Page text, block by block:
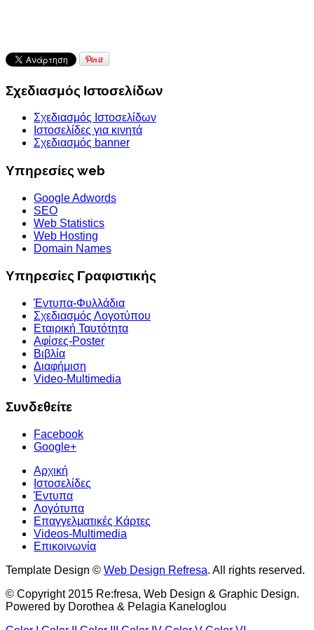
Σχεδιασμός Ιστοσελίδων
Σχεδιασμός Ιστοσελίδων
Ιστοσελίδες για κινητά
Σχεδιασμός banner
Υπηρεσίες web
Google Adwords
SEO
Web Statistics
Web Hosting
Domain Names
Υπηρεσίες Γραφιστικής
Έντυπα-Φυλλάδια
Σχεδιασμός Λογοτύπου
Εταιρική Ταυτότητα
Αφίσες-Poster
Βιβλία
Διαφήμιση
Video-Multimedia
Συνδεθείτε
Facebook
Google+
Αρχική
Ιστοσελίδες
Έντυπα
Λογότυπα
Επαγγελματικές Κάρτες
Videos-Multimedia
Επικοινωνία
Template Design © Web Design Refresa. All rights reserved.
© Copyright 2015 Re:fresa, Web Design & Graphic Design.
Powered by Dorothea & Pelagia Kaneloglou